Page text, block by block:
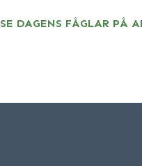
SE DAGENS FÅGLAR PÅ